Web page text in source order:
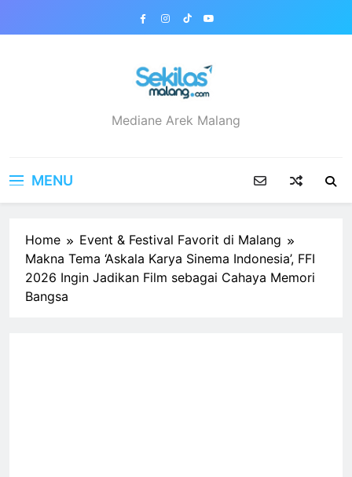
sekilasmalang.com
Mediane Arek Malang
MENU
Home
Event & Festival Favorit di Malang
Makna Tema ‘Askala Karya Sinema Indonesia’, FFI
2026 Ingin Jadikan Film sebagai Cahaya Memori
Bangsa